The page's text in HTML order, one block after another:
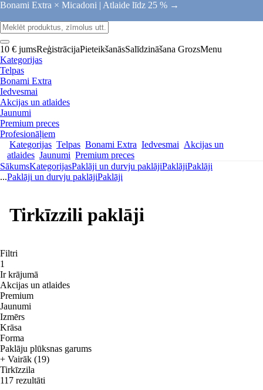
Bonami Extra × Micadoni | Atlaide līdz 25 % →
10 € jumsReģistrācijaPieteikšanāsSalīdzināšana GrozsMenu
Kategorijas
Telpas
Bonami Extra
Iedvesmai
Akcijas un atlaides
Jaunumi
Premium preces
Profesionāļiem
Kategorijas Telpas Bonami Extra Iedvesmai Akcijas un
atlaides Jaunumi Premium preces
SākumsKategorijasPaklāji un durvju paklājiPaklājiPaklāji
...Paklāji un durvju paklājiPaklāji
Tirkīzzili paklāji
Filtri
1
Ir krājumā
Akcijas un atlaides
Premium
Jaunumi
Izmērs
Krāsa
Forma
Paklāju plūksnas garums
+ Vairāk (19)
Tirkīzzila
117 rezultāti